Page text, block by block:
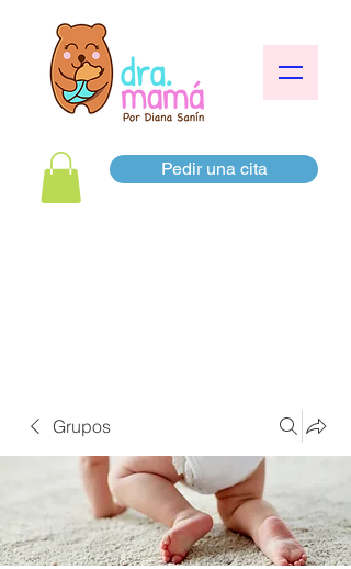
Pedir una cita
Grupos